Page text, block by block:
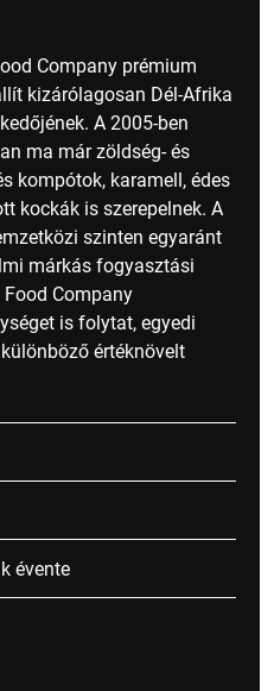
Company prémium
kizárólagosan Dél-Afrika
A 2005-ben
ma már zöldség- és
kompótok, karamell, édes
kockák is szerepelnek. A
szinten egyaránt
márkás fogyasztási
Company
is folytat, egyedi
értéknövelt
évente